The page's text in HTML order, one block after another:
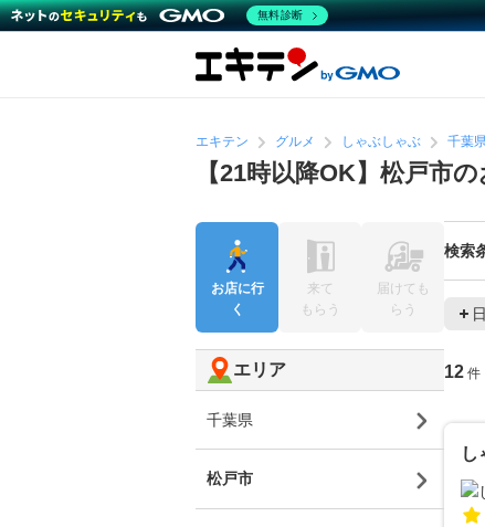
エキテン グルメ しゃぶしゃぶ 千葉
【21時以降OK】松戸市
検索
12 件
し
お店に行
く
来て
もらう
届けても
らう
エリア
千葉県
松戸市
無料診断